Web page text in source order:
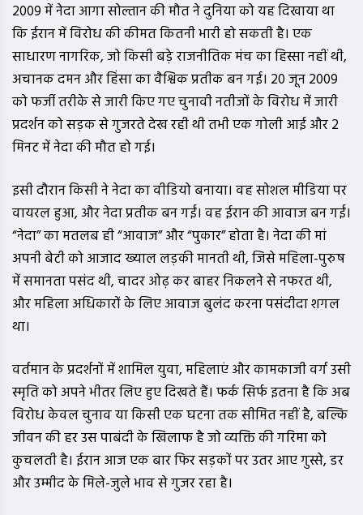
2009 में नेदा आगा सोल्तान की मौत ने दुनिया को यह दिखाया था
कि ईरान में विरोध की कीमत कितनी भारी हो सकती है। एक
साधारण नागरिक, जो किसी बड़े राजनीतिक मंच का हिस्सा नहीं थी,
अचानक दमन और हिंसा का वैश्विक प्रतीक बन गई। 20 जून 2009
को फर्जी तरीके से जारी किए गए चुनावी नतीजों के विरोध में जारी
प्रदर्शन को सड़क से गुजरते देख रही थी तभी एक गोली आई और 2
मिनट में नेदा की मौत हो गई।
इसी दौरान किसी ने नेदा का वीडियो बनाया। वह सोशल मीडिया पर
वायरल हुआ, और नेदा प्रतीक बन गईं। वह ईरान की आवाज बन गईं।
“नेदा” का मतलब ही “आवाज” और “पुकार” होता है। नेदा की मां
अपनी बेटी को आजाद ख्याल लड़की मानती थी, जिसे महिला-पुरुष
में समानता पसंद थी, चादर ओढ़ कर बाहर निकलने से नफरत थी,
और महिला अधिकारों के लिए आवाज बुलंद करना पसंदीदा शगल
था।
वर्तमान के प्रदर्शनों में शामिल युवा, महिलाएं और कामकाजी वर्ग उसी
स्मृति को अपने भीतर लिए हुए दिखते हैं। फर्क सिर्फ इतना है कि अब
विरोध केवल चुनाव या किसी एक घटना तक सीमित नहीं है, बल्कि
जीवन की हर उस पाबंदी के खिलाफ है जो व्यक्ति की गरिमा को
कुचलती है। ईरान आज एक बार फिर सड़कों पर उतर आए गुस्से, डर
और उम्मीद के मिले-जुले भाव से गुजर रहा है।